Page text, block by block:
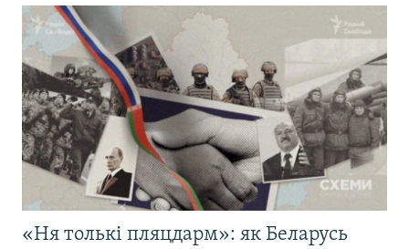
«Ня толькі пляцдарм»: як Беларусь